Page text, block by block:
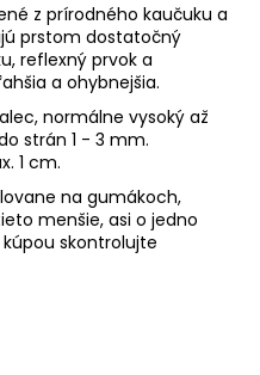
z prírodného kaučuku a
prstom dostatočný
reflexný prvok a
a ohybnejšia.
normálne vysoký až
strán 1 - 3 mm.
1 cm.
na gumákoch,
menšie, asi o jedno
skontrolujte